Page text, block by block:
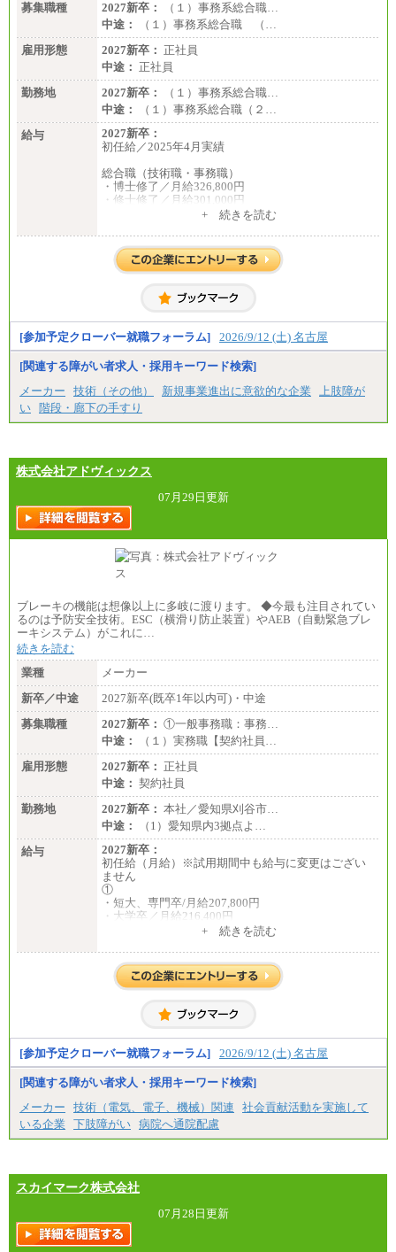
募集職種
2027新卒：
（１）事務系総合職…
中途：
（１）事務系総合職 （…
雇用形態
2027新卒： 正社員
中途： 正社員
勤務地
2027新卒：
（１）事務系総合職…
中途：
（１）事務系総合職（２…
給与
2027新卒：
初任給／2025年4月実績
総合職（技術職・事務職）
・博士修了／月給326,800円
・修士修了／月給301,000円
・大学卒／月給282,000円
・高専卒（本科）／月給256,000円
一般事務職
・高専卒（専攻科）／月給206,400円
・高専卒（本科）月給197,800円
・短大卒／月給197,800円
・専門卒（2年）／月給197,800円
※試用期間中も給与に変更はございません。
中途：
（１）（２）
月給：270,000円～
想定年収：490万円～1,100万円
・1,090万円/38歳・月給59万円 *残業代・家族手当
対象外
（３）
月給：190,000円～
想定年収：340万円～610万円
年収例：
・460万円/28歳・月給26万円
・520万円/32歳・月給29万円
（４）
月給：201,000円～
想定年収：360万円～680万円
年収例：
年収例は賞与含む、残業代・家族手当含まず
※キャリアや能力等を考慮の上、当社規定により確
定します
※残業手当：別途支給
※固定給に固定残業代含まず
※試用期間中も給与に変更なし
+ 続きを読む
[参加予定クローバー就職フォーラム] 2026/9/12 (土) 名古屋
[関連する障がい者求人・採用キーワード検索]
メーカー
技術（その他） 新規事業進出に意欲的な企業
上肢障が
い 階段・廊下の手すり
株式会社アドヴィックス
07月29日更新
ブレーキの機能は想像以上に多岐に渡ります。 ◆今最も注目されてい
るのは予防安全技術。ESC（横滑り防止装置）やAEB（自動緊急ブレ
ーキシステム）がこれに…
続きを読む
業種
メーカー
新卒／中途
2027新卒(既卒1年以内可)・中途
募集職種
2027新卒： ①一般事務職：事務…
中途：
（１）実務職【契約社員…
雇用形態
2027新卒： 正社員
中途： 契約社員
勤務地
2027新卒： 本社／愛知県刈谷市…
中途：
（1）愛知県内3拠点よ…
給与
2027新卒：
初任給（月給）※試用期間中も給与に変更はござい
ません
①
・短大、専門卒/月給207,800円
・大学卒／月給216,400円
※大学院修了は大学卒の金額を最低額とし、経験・
す。
②③
・大学卒／月給282,000円
※技術系応募における、博士課程修了は大学卒(また
は修士了)の金額を最低額とし、経験・能力を考慮の
うえ当社規程に基づき決定いたします。
中途：
（1）月給 246,660円
（2）時間給 1,500円/月給モデル\337,000～
+ 続きを読む
[参加予定クローバー就職フォーラム] 2026/9/12 (土) 名古屋
[関連する障がい者求人・採用キーワード検索]
メーカー
技術（電気、電子、機械）関連
社会貢献活動を実施して
いる企業
下肢障がい 病院へ通院配慮
スカイマーク株式会社
07月28日更新